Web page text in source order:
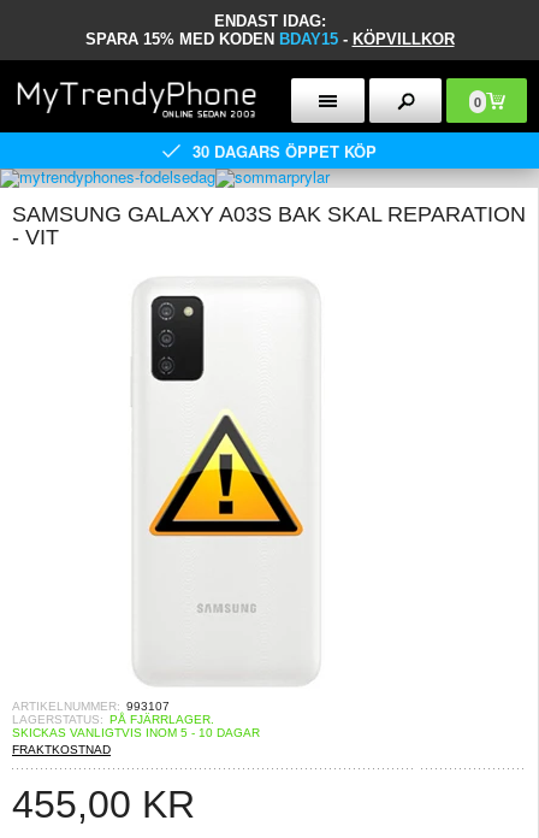
ENDAST IDAG:
SPARA 15% MED KODEN BDAY15 - KÖPVILLKOR
0
30 DAGARS ÖPPET KÖP
SAMSUNG GALAXY A03S BAK SKAL REPARATION
- VIT
ARTIKELNUMMER: 993107
LAGERSTATUS: PÅ FJÄRRLAGER.
SKICKAS VANLIGTVIS INOM 5 - 10 DAGAR
FRAKTKOSTNAD
455,00 KR